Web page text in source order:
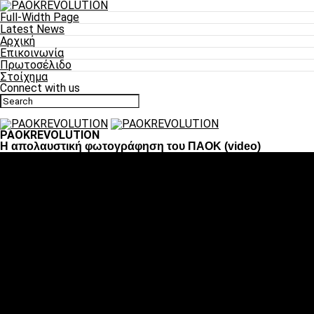
Full-Width Page
Latest News
Αρχική
Επικοινωνία
Πρωτοσέλιδο
Στοίχημα
Connect with us
PAOKREVOLUTION
Η απολαυστική φωτογράφηση του ΠΑΟΚ (video)